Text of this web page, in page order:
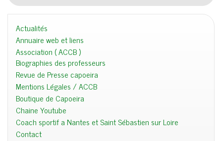
Actualités
Annuaire web et liens
Association ( ACCB )
Biographies des professeurs
Revue de Presse capoeira
Mentions Légales / ACCB
Boutique de Capoeira
Chaine Youtube
Coach sportif a Nantes et Saint Sébastien sur Loire
Contact